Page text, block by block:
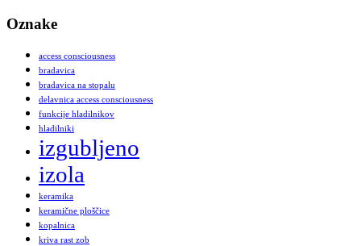
Oznake
access consciousness
bradavica
bradavica na stopalu
delavnica access consciousness
funkcije hladilnikov
hladilniki
izgubljeno
izola
keramika
keramične ploščice
kopalnica
kriva rast zob